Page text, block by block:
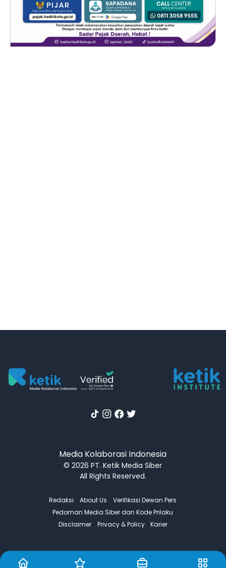
Media Kolaborasi Indonesia
© 2026 PT. Ketik Media Siber
All Rights Reserved.
Redaksi About Us
Verifikasi Dewan Pers
Pedoman Media Siber dan Kode Prilaku
Disclaimer
Privacy & Policy Karier